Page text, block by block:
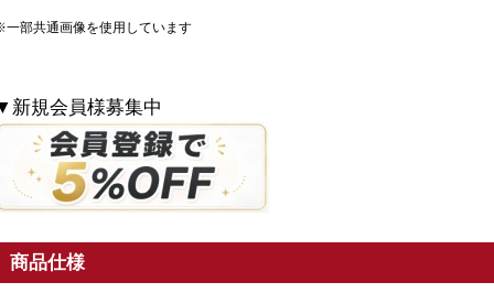
部共通画像を使用しています
新規会員様募集中
商品仕様